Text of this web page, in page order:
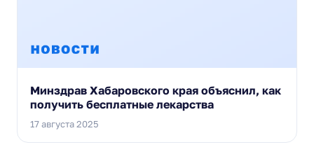
Минздрав Хабаровского края объяснил, как
получить бесплатные лекарства
17 августа 2025